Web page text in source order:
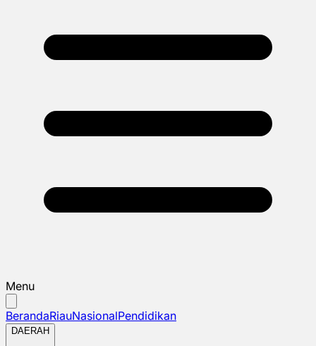
Menu
BerandaRiauNasionalPendidikan
DAERAH